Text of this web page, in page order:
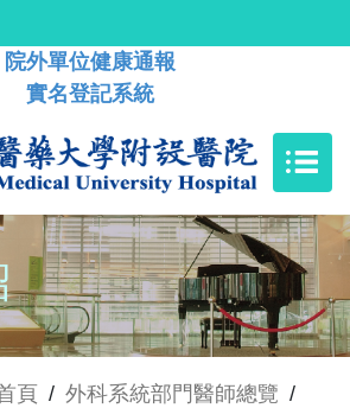
院外單位健康通報
實名登記系統
頁 / 外科系統部門醫師總覽 /